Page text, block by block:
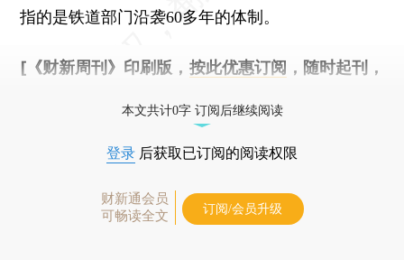
指的是铁道部门沿袭60多年的体制。
[《财新周刊》印刷版， 按此优惠订阅 ，随时起刊，
本文共计0字 订阅后继续阅读
登录 后获取已订阅的阅读权限
财新通会员
可畅读全文
订阅/会员升级